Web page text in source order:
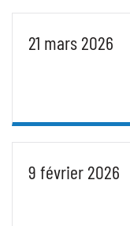
21 mars 2026
9 février 2026